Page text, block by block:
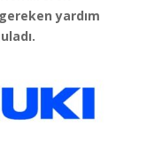
yardım